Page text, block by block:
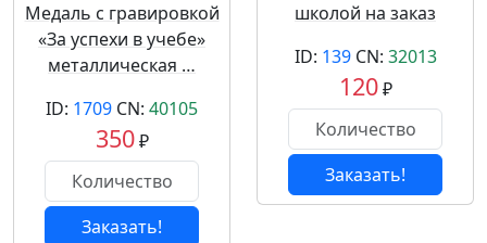
Медаль с гравировкой
«За успехи в учебе»
металлическая …
ID: 1709 CN: 40105
350₽
Заказать!
школой на заказ
ID: 139CN: 32013
120₽
Заказать!